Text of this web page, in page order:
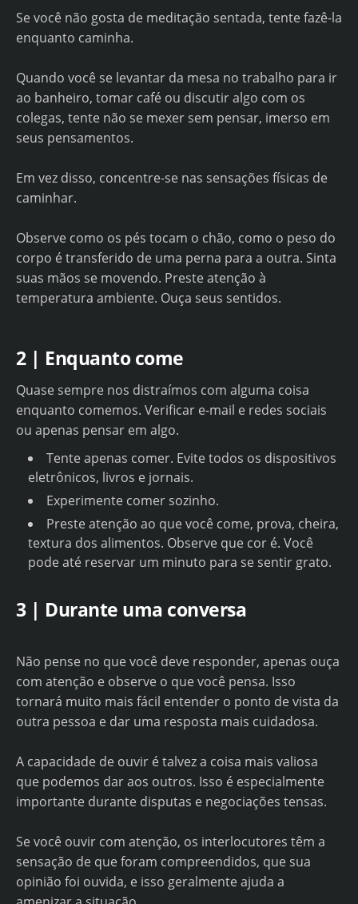
Se você não gosta de meditação sentada, tente fazê-la
enquanto caminha.
Quando você se levantar da mesa no trabalho para ir
ao banheiro, tomar café ou discutir algo com os
colegas, tente não se mexer sem pensar, imerso em
seus pensamentos.
Em vez disso, concentre-se nas sensações físicas de
caminhar.
Observe como os pés tocam o chão, como o peso do
corpo é transferido de uma perna para a outra. Sinta
suas mãos se movendo. Preste atenção à
temperatura ambiente. Ouça seus sentidos.
2 | Enquanto come
Quase sempre nos distraímos com alguma coisa
enquanto comemos. Verificar e-mail e redes sociais
ou apenas pensar em algo.
Tente apenas comer. Evite todos os dispositivos
eletrônicos, livros e jornais.
Experimente comer sozinho.
Preste atenção ao que você come, prova, cheira,
textura dos alimentos. Observe que cor é. Você
pode até reservar um minuto para se sentir grato.
3 | Durante uma conversa
Não pense no que você deve responder, apenas ouça
com atenção e observe o que você pensa. Isso
tornará muito mais fácil entender o ponto de vista da
outra pessoa e dar uma resposta mais cuidadosa.
A capacidade de ouvir é talvez a coisa mais valiosa
que podemos dar aos outros. Isso é especialmente
importante durante disputas e negociações tensas.
Se você ouvir com atenção, os interlocutores têm a
sensação de que foram compreendidos, que sua
opinião foi ouvida, e isso geralmente ajuda a